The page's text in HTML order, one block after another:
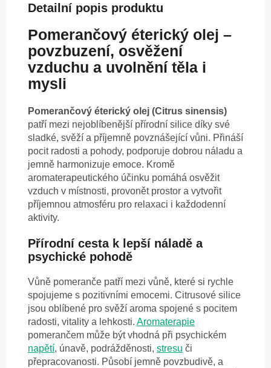
Detailní popis produktu
Pomerančový éterický olej –
povzbuzení, osvěžení
vzduchu a uvolnění těla i
mysli
Pomerančový éterický olej (Citrus sinensis)
patří mezi nejoblíbenější přírodní silice díky své
sladké, svěží a příjemně povznášející vůni. Přináší
pocit radosti a pohody, podporuje dobrou náladu a
jemně harmonizuje emoce. Kromě
aromaterapeutického účinku pomáhá osvěžit
vzduch v místnosti, provonět prostor a vytvořit
příjemnou atmosféru pro relaxaci i každodenní
aktivity.
Přírodní cesta k lepší náladě a
psychické pohodě
Vůně pomeranče patří mezi vůně, které si rychle
spojujeme s pozitivními emocemi. Citrusové silice
jsou oblíbené pro svěží aroma spojené s pocitem
radosti, vitality a lehkosti. Aromaterapie
pomerančem může být vhodná při psychickém
napětí, únavě, podrážděnosti, stresu či
přepracovanosti. Působí jemně povzbudivě, a